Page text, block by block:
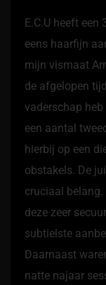
E.C.U heeft
eens haarfijn
mijn vismaat
de afgelopen
vaderschap
een aantal
hierbij op een
obstakels. De
cruciaal
deze zeer
subtielste
Daarnaast
natte najaar